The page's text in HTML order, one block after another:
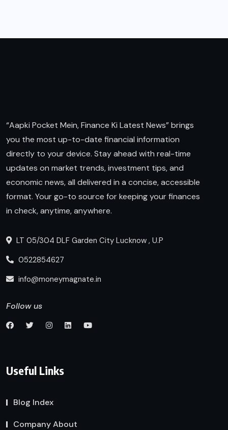
“Aapki Pocket Mein, Finance Ki Latest News” brings
you the most up-to-date financial information
directly to your device. Stay ahead with real-time
updates on market trends, investment tips, and
economic news, all delivered in a concise, accessible
format. Your go-to source for keeping your finances
in check, anytime, anywhere.
LT 05/304 DLF Garden City Lucknow , U.P
0522854627
info@moneymagnate.in
Follow us
Useful Links
Blog Index
Company About